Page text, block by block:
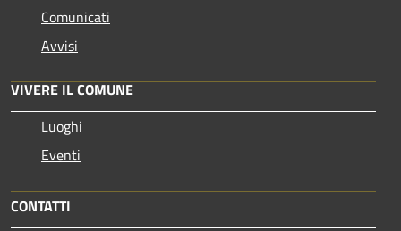
Comunicati
Avvisi
VIVERE IL COMUNE
Luoghi
Eventi
CONTATTI